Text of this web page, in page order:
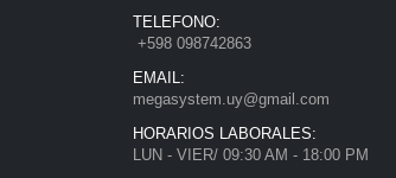
TELEFONO:
+598 098742863
EMAIL:
megasystem.uy@gmail.com
HORARIOS LABORALES:
LUN - VIER/ 09:30 AM - 18:00 PM